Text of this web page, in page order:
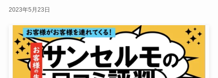
2023年5月23日